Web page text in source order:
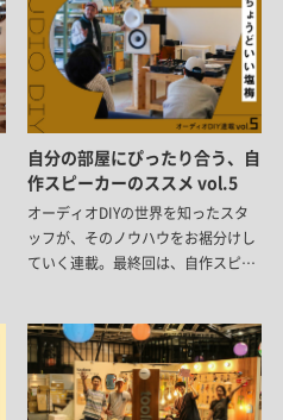
自分の部屋にぴったり合う、自
作スピーカーのススメ vol.5
オーディオDIYの世界を知ったスタ
ッフが、そのノウハウをお裾分けし
ていく連載。最終回は、自作スピー
はほぼ不要。名作スピーカーをお手
本に、自分の部屋の棚にぴったり合
う一台をつくる、その手順をご紹介
します。